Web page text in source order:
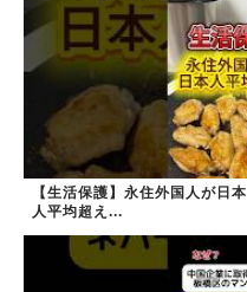
【生活保護】永住外国人が日本
人平均超え...